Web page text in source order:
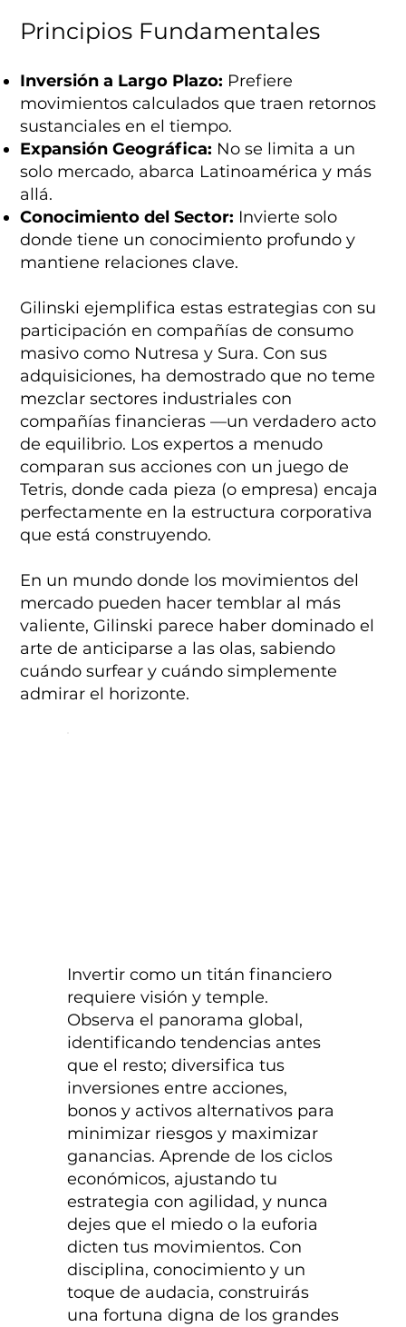
Invertir como un titán financiero
requiere visión y temple.
Observa el panorama global,
identificando tendencias antes
que el resto; diversifica tus
inversiones entre acciones,
bonos y activos alternativos para
minimizar riesgos y maximizar
ganancias. Aprende de los ciclos
económicos, ajustando tu
estrategia con agilidad, y nunca
dejes que el miedo o la euforia
dicten tus movimientos. Con
disciplina, conocimiento y un
toque de audacia, construirás
una fortuna digna de los grandes
Principios Fundamentales
Inversión a Largo Plazo: Prefiere
movimientos calculados que traen retornos
sustanciales en el tiempo.
Expansión Geográfica: No se limita a un
solo mercado, abarca Latinoamérica y más
allá.
Conocimiento del Sector: Invierte solo
donde tiene un conocimiento profundo y
mantiene relaciones clave.
Gilinski ejemplifica estas estrategias con su
participación en compañías de consumo
masivo como Nutresa y Sura. Con sus
adquisiciones, ha demostrado que no teme
mezclar sectores industriales con
compañías financieras —un verdadero acto
de equilibrio. Los expertos a menudo
comparan sus acciones con un juego de
Tetris, donde cada pieza (o empresa) encaja
perfectamente en la estructura corporativa
que está construyendo.
En un mundo donde los movimientos del
mercado pueden hacer temblar al más
valiente, Gilinski parece haber dominado el
arte de anticiparse a las olas, sabiendo
cuándo surfear y cuándo simplemente
admirar el horizonte.